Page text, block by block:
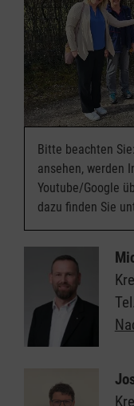
Bitte beachten
ansehen, werden
Youtube/Google
dazu finden Sie
Tel.